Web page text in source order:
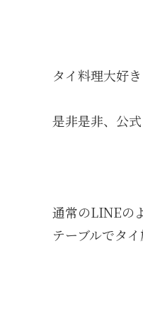
タイ料理大好
是非是非、公
通常のLINEの
テーブルでタ